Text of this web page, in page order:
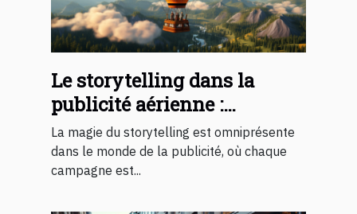
Le storytelling dans la
publicité aérienne :
comment les montgolfières
racontent une histoire
La magie du storytelling est omniprésente
dans le monde de la publicité, où chaque
campagne est...